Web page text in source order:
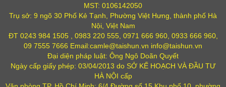
MST: 0106142050
Trụ sở: 9 ngõ 30 Phố Kẻ Tạnh, Phường Việt Hưng, thành phố Hà
Nội, Việt Nam
ĐT 0243 984 1505 , 0983 220 555, 0971 666 960, 0933 666 960,
09 7555 7666 Email:camle@taishun.vn info@taishun.vn
Đại diện pháp luật: Ông Ngô Doãn Quyết
Ngày cấp giấy phép: 03/04/2013 do SỞ KẾ HOẠCH VÀ ĐẦU TƯ
HÀ NỘI cấp